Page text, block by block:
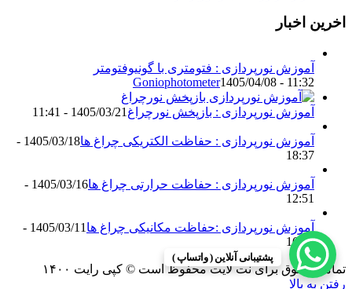
اخرین اخبار
آموزش نورپردازی : فتومتری با گونیوفتومتر
Goniophotometer1405/04/08 - 11:32
آموزش نورپردازی : بازپخش نورچراغ 1405/03/21 - 11:41
آموزش نورپردازی : حفاظت الکتریکی چراغ ها
1405/03/18 -
18:37
آموزش نورپردازی : حفاظت حرارتی چراغ ها
1405/03/16 -
12:51
آموزش نورپردازی :حفاظت مکانیکی چراغ ها
1405/03/11 -
16:13
تمامی حقوق برای نت لایت محفوظ است © کپی رایت ۱۴۰۰
رفتن به بالا
پشتیبانی آنلاین ( واتساپ )